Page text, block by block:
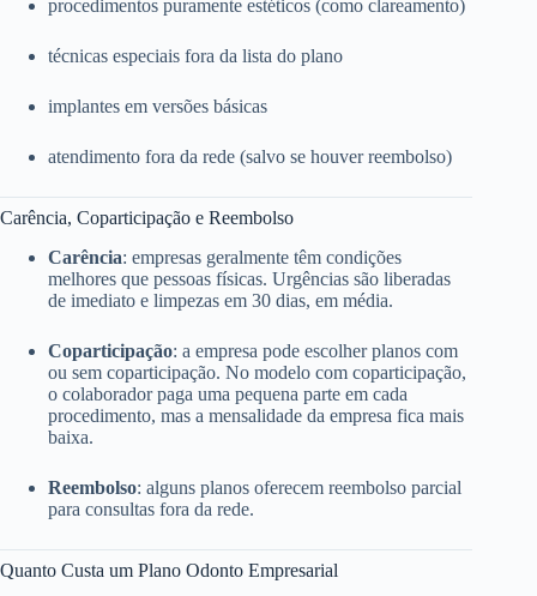
procedimentos puramente estéticos (como clareamento)
técnicas especiais fora da lista do plano
implantes em versões básicas
atendimento fora da rede (salvo se houver reembolso)
Carência, Coparticipação e Reembolso
Carência: empresas geralmente têm condições
melhores que pessoas físicas. Urgências são liberadas
de imediato e limpezas em 30 dias, em média.
Coparticipação: a empresa pode escolher planos com
ou sem coparticipação. No modelo com coparticipação,
o colaborador paga uma pequena parte em cada
procedimento, mas a mensalidade da empresa fica mais
baixa.
Reembolso: alguns planos oferecem reembolso parcial
para consultas fora da rede.
Quanto Custa um Plano Odonto Empresarial